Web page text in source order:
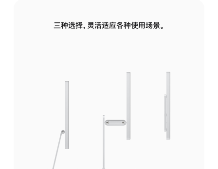
三种选择，灵活适应各种使用场景。